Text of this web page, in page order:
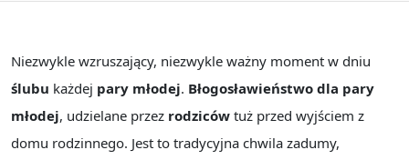
Niezwykle wzruszający, niezwykle ważny moment w dniu
ślubu każdej pary młodej. Błogosławieństwo dla pary
młodej, udzielane przez rodziców tuż przed wyjściem z
domu rodzinnego. Jest to tradycyjna chwila zadumy,